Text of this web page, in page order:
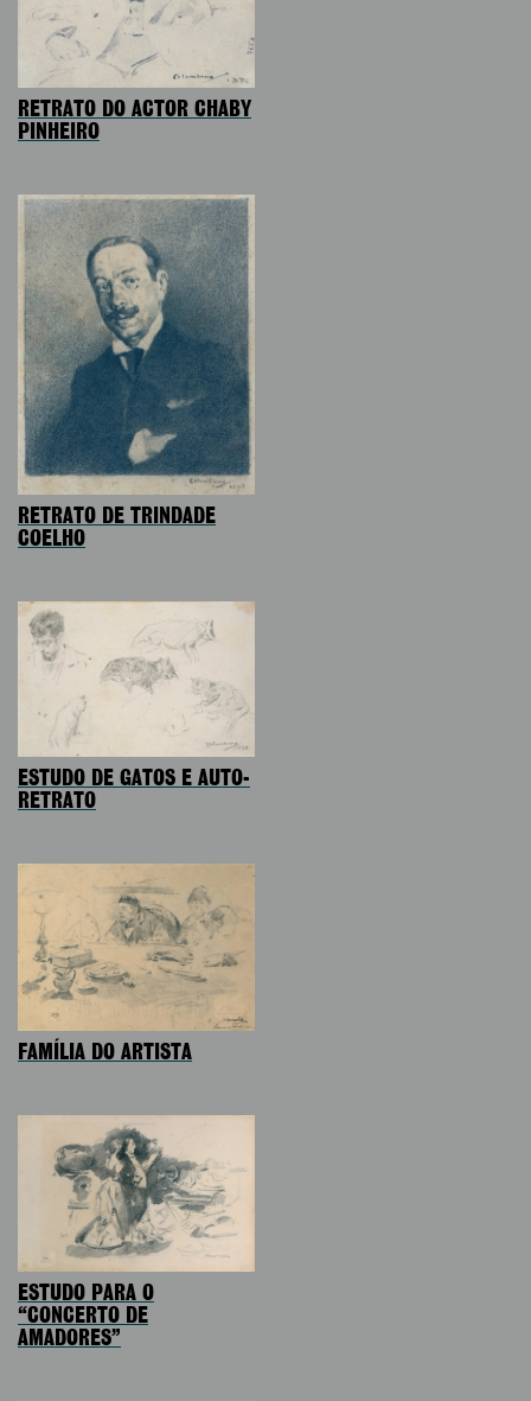
RETRATO DO ACTOR CHABY
PINHEIRO
RETRATO DE TRINDADE
COELHO
ESTUDO DE GATOS E AUTO-
RETRATO
FAMÍLIA DO ARTISTA
ESTUDO PARA O
“CONCERTO DE
AMADORES”